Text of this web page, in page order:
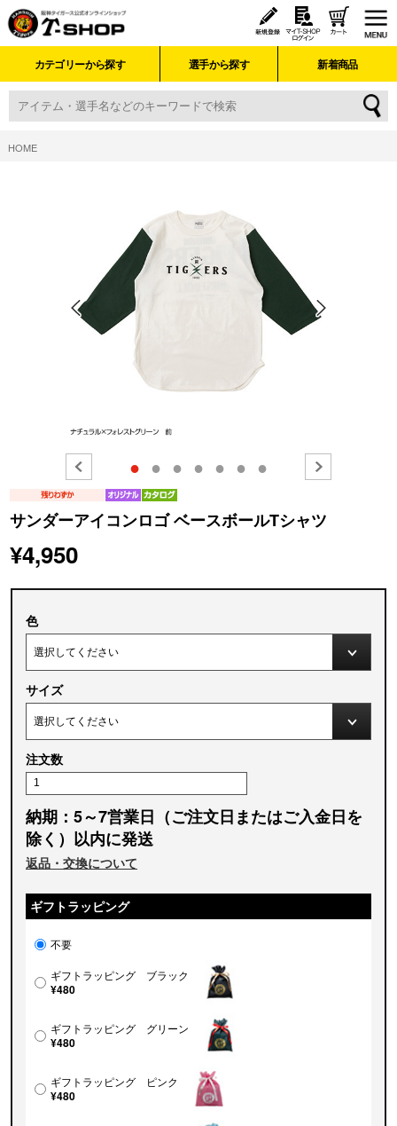
カテゴリーから探す 選手から探す 新着商品
HOME
● ● ● ● ● ● ●
サンダーアイコンロゴ ベースボールTシャツ
¥4,950
色
サイズ
注文数
納期：5～7営業日（ご注文日またはご入金日を
除く）以内に発送
返品・交換について
ギフトラッピング
不要
ギフトラッピング ブラック
¥480
ギフトラッピング グリーン
¥480
ギフトラッピング ピンク
¥480